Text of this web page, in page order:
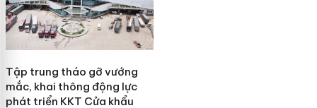
Tập trung tháo gỡ vướng
mắc, khai thông động lực
phát triển KKT Cửa khẩu